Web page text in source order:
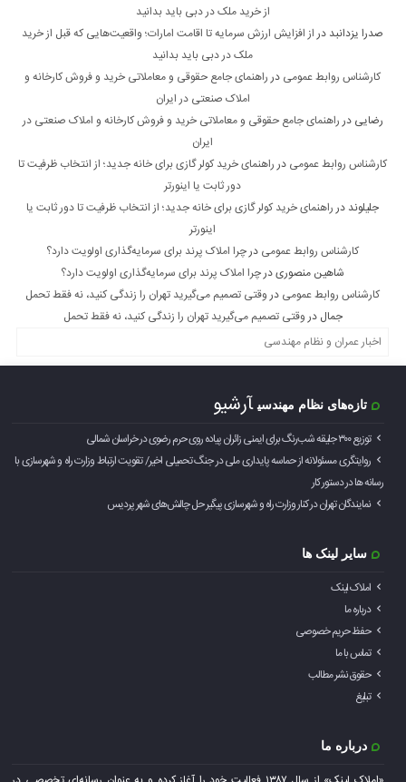
از خرید ملک در دبی باید بدانید
صدرا یزدانبد در از افزایش ارزش سرمایه تا اقامت امارات؛ واقعیت‌هایی که قبل از خرید
ملک در دبی باید بدانید
کارشناس روابط عمومی در راهنمای جامع حقوقی و معاملاتی خرید و فروش کارخانه و
املاک صنعتی در ایران
رضایی در راهنمای جامع حقوقی و معاملاتی خرید و فروش کارخانه و املاک صنعتی در
ایران
کارشناس روابط عمومی در راهنمای خرید کولر گازی برای خانه جدید؛ از انتخاب ظرفیت تا
دور ثابت یا اینورتر
جلیلوند در راهنمای خرید کولر گازی برای خانه جدید؛ از انتخاب ظرفیت تا دور ثابت یا
اینورتر
کارشناس روابط عمومی درچرا املاک پرند برای سرمایه‌گذاری اولویت دارد؟
شاهین منصوریدرچرا املاک پرند برای سرمایه‌گذاری اولویت دارد؟
کارشناس روابط عمومی در وقتی تصمیم می‌گیرید تهران را زندگی کنید، نه فقط تحمل
جمال در وقتی تصمیم می‌گیرید تهران را زندگی کنید، نه فقط تحمل
اخبار عمران و نظام مهندسی
تازه‌های نظام مهندسی آرشیو
توزیع ۳۰۰ جلیقه شب‌رنگ برای ایمنی زائران پیاده روی حرم رضوی در خراسان شمالی
روایتگری مسئولانه از حماسه‌ پایداری ملی در جنگ تحمیلی اخیر/ تقویت ارتباط وزارت راه و شهرسازی با
رسانه ها در دستور کار
نمایندگان تهران در کنار وزارت راه و شهرسازی پیگیر حل چالش‌های شهر پردیس
سایر لینک ها
املاک لینک
درباره ما
حفظ حریم خصوصی
تماس با ما
حقوق نشر مطالب
تبلیغ
درباره ما